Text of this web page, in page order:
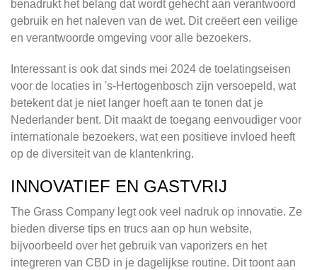
benadrukt het belang dat wordt gehecht aan verantwoord
gebruik en het naleven van de wet. Dit creëert een veilige
en verantwoorde omgeving voor alle bezoekers.
Interessant is ook dat sinds mei 2024 de toelatingseisen
voor de locaties in 's-Hertogenbosch zijn versoepeld, wat
betekent dat je niet langer hoeft aan te tonen dat je
Nederlander bent. Dit maakt de toegang eenvoudiger voor
internationale bezoekers, wat een positieve invloed heeft
op de diversiteit van de klantenkring.
INNOVATIEF EN GASTVRIJ
The Grass Company legt ook veel nadruk op innovatie. Ze
bieden diverse tips en trucs aan op hun website,
bijvoorbeeld over het gebruik van vaporizers en het
integreren van CBD in je dagelijkse routine. Dit toont aan